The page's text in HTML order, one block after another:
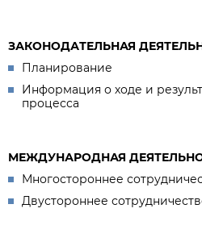
ЗАКОНОДАТЕЛЬНАЯ
Планирование
Информация о ходе и
процесса
МЕЖДУНАРОДНАЯ
Многостороннее
Двустороннее